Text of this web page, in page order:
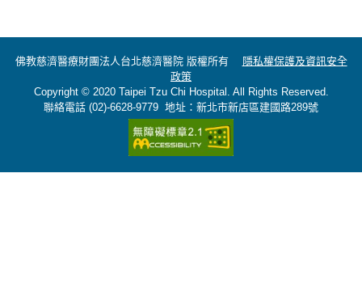
佛教慈濟醫療財團法人台北慈濟醫院 版權所有 隱私權保護及資訊安全
政策
Copyright © 2020 Taipei Tzu Chi Hospital. All Rights Reserved.
聯絡電話 (02)-6628-9779 地址：新北市新店區建國路289號